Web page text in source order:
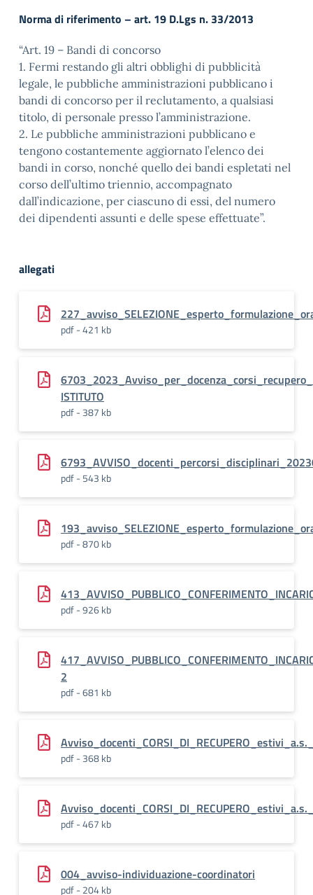
Norma di riferimento – art. 19 D.Lgs n. 33/2013
“Art. 19 – Bandi di concorso
1. Fermi restando gli altri obblighi di pubblicità
legale, le pubbliche amministrazioni pubblicano i
bandi di concorso per il reclutamento, a qualsiasi
titolo, di personale presso l’amministrazione.
2. Le pubbliche amministrazioni pubblicano e
tengono costantemente aggiornato l’elenco dei
bandi in corso, nonché quello dei bandi espletati nel
corso dell’ultimo triennio, accompagnato
dall’indicazione, per ciascuno di essi, del numero
dei dipendenti assunti e delle spese effettuate”.
allegati
pdf - 421 kb
ISTITUTO
pdf - 387 kb
pdf - 543 kb
pdf - 870 kb
pdf - 926 kb
2
pdf - 681 kb
pdf - 368 kb
pdf - 467 kb
004_avviso-individuazione-coordinatori
pdf - 204 kb